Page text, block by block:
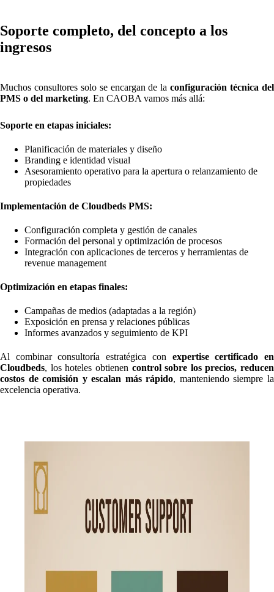
Soporte completo, del concepto a los
ingresos
Muchos consultores solo se encargan de laconfiguración técnica del
PMS o del marketing. En CAOBA vamos más allá:
Soporte en etapas iniciales:
Planificación de materiales y diseño
Branding e identidad visual
Asesoramiento operativo para la apertura o relanzamiento de
propiedades
Implementación de Cloudbeds PMS:
Configuración completa y gestión de canales
Formación del personal y optimización de procesos
Integración con aplicaciones de terceros y herramientas de
revenue management
Optimización en etapas finales:
Campañas de medios (adaptadas a la región)
Exposición en prensa y relaciones públicas
Informes avanzados y seguimiento de KPI
Al combinar consultoría estratégica con expertise certificado en
Cloudbeds, los hoteles obtienen control sobre los precios, reducen
costos de comisión y escalan más rápido, manteniendo siempre la
excelencia operativa.